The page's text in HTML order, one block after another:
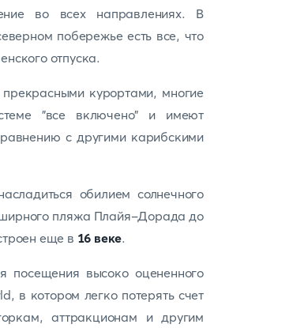
во всех направлениях. В
побережье есть все, что
отпуска.
курортами, многие
"все включено" и имеют
с другими карибскими
обилием солнечного
пляжа Плайя-Дорада до
еще в 16 веке.
посещения высоко оцененного
в котором легко потерять счет
аттракционам и другим